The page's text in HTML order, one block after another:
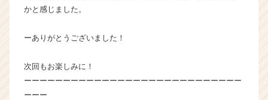
かと感じました。
ーありがとうございました！
次回もお楽しみに！
ーーーーーーーーーーーーーーーーーーーーーーーーーーーー
ーーー